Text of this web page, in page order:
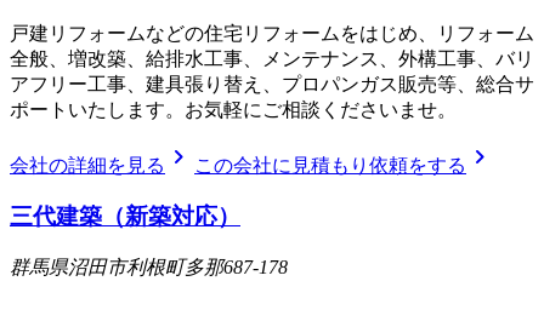
戸建リフォームなどの住宅リフォームをはじめ、リフォーム
全般、増改築、給排水工事、メンテナンス、外構工事、バリ
アフリー工事、建具張り替え、プロパンガス販売等、総合サ
ポートいたします。お気軽にご相談くださいませ。
会社の詳細を見る chevron_right この会社に見積もり依頼をする chevron_right
三代建築（新築対応）
群馬県沼田市利根町多那687-178